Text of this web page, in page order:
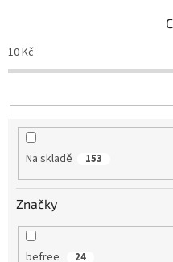
p
u
10Kč
Na skladě 153
Značky
befree 24